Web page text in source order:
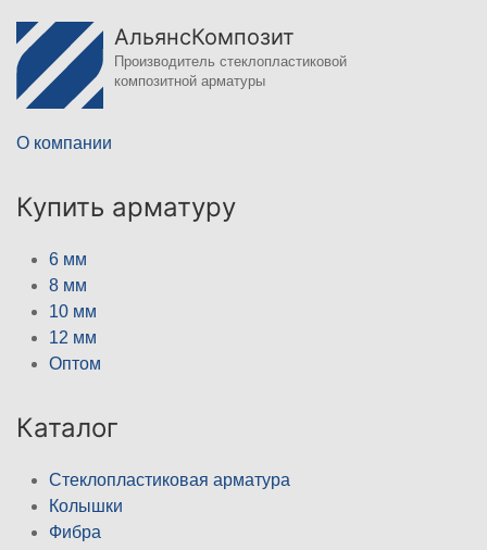
АльянсКомпозит
Производитель стеклопластиковой
композитной арматуры
О компании
Купить арматуру
6 мм
8 мм
10 мм
12 мм
Оптом
Каталог
Стеклопластиковая арматура
Колышки
Фибра